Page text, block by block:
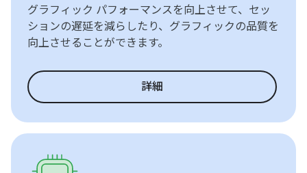
グラフィック パフォーマンスを向上させて、セッ
ションの遅延を減らしたり、グラフィックの品質を
向上させることができます。
詳細